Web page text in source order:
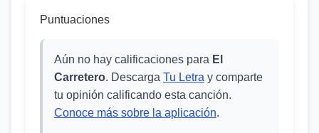
Puntuaciones
Aún no hay calificaciones para El
Carretero. Descarga Tu Letra y comparte
tu opinión calificando esta canción.
Conoce más sobre la aplicación.